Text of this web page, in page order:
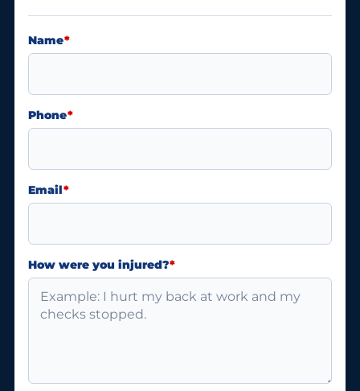
Name*
Phone*
Email*
How were you injured?*